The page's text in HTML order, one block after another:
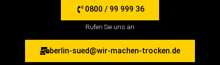
0800 / 99 999 36
Rufen Sie uns an
berlin-sued@wir-machen-trocken.de